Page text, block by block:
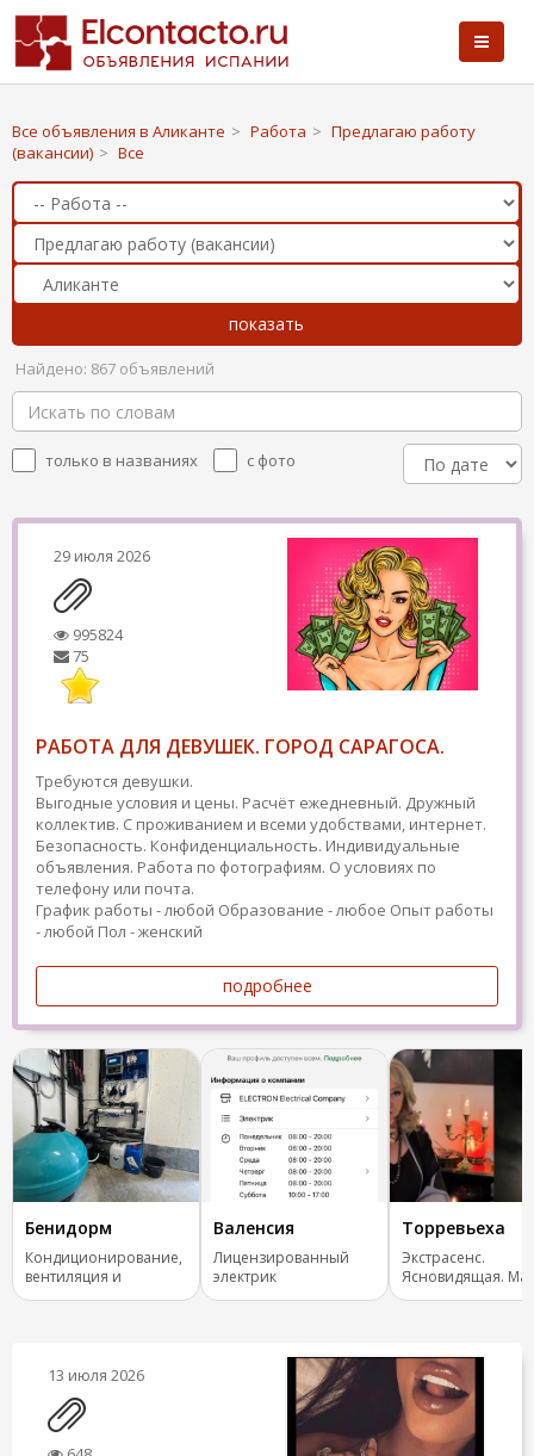
Все объявления в Аликанте > Работа > Предлагаю работу
(вакансии) > Все
Найдено: 867 объявлений
только в названиях с фото
29 июля 2026
995824
75
РАБОТА ДЛЯ ДЕВУШЕК. ГОРОД САРАГОСА.
Требуются девушки.
Выгодные условия и цены. Расчёт ежедневный. Дружный
коллектив. С проживанием и всеми удобствами, интернет.
Безопасность. Конфиденциальность. Индивидуальные
объявления. Работа по фотографиям. О условиях по
телефону или почта.
График работы - любой Образование - любое Опыт работы
- любой Пол - женский
подробнее
Бенидорм
Кондиционирование,
вентиляция и
отопление.
Валенсия
Лицензированный
электрик
Торревьеха
Экстрасенс.
Ясновидящая.
Испания, все
13 июля 2026